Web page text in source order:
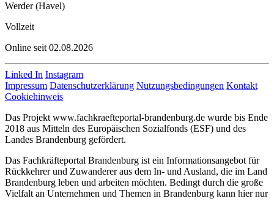
Werder (Havel)
Vollzeit
Online seit 02.08.2026
Linked In Instagram
Impressum Datenschutzerklärung Nutzungsbedingungen Kontakt
Cookiehinweis
Das Projekt www.fachkraefteportal-brandenburg.de wurde bis Ende
2018 aus Mitteln des Europäischen Sozialfonds (ESF) und des
Landes Brandenburg gefördert.
Das Fachkräfteportal Brandenburg ist ein Informationsangebot für
Rückkehrer und Zuwanderer aus dem In- und Ausland, die im Land
Brandenburg leben und arbeiten möchten. Bedingt durch die große
Vielfalt an Unternehmen und Themen in Brandenburg kann hier nur